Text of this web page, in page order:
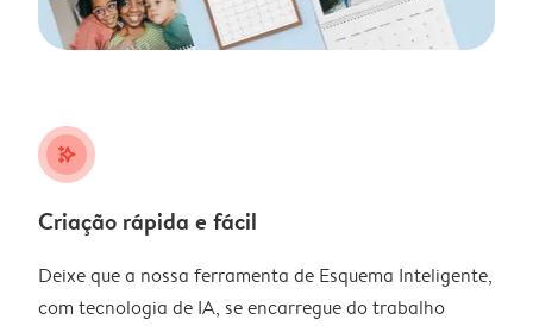
stars_plus
Criação rápida e fácil
Deixe que a nossa ferramenta de Esquema Inteligente,
com tecnologia de IA, se encarregue do trabalho